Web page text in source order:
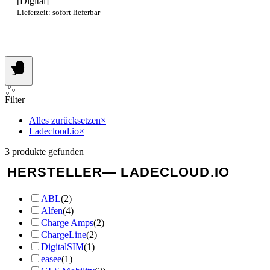
€169,00
Lieferzeit: sofort lieferbar
Filter
Alles zurücksetzen×
Ladecloud.io×
3 produkte gefunden
HERSTELLER— LADECLOUD.IO
ABL(2)
Alfen(4)
Charge Amps(2)
ChargeLine(2)
DigitalSIM(1)
easee(1)